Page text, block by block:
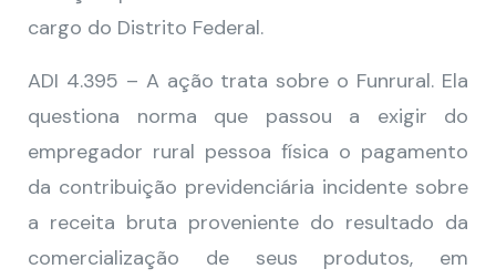
cargo do Distrito Federal.
ADI 4.395 – A ação trata sobre o Funrural. Ela
questiona norma que passou a exigir do
empregador rural pessoa física o pagamento
da contribuição previdenciária incidente sobre
a receita bruta proveniente do resultado da
comercialização de seus produtos, em